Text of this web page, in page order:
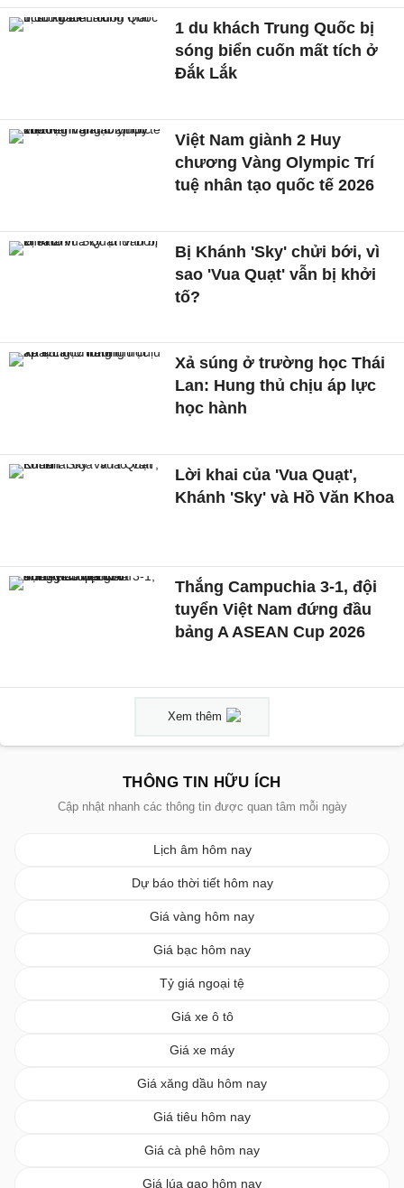
1 du khách Trung Quốc bị
sóng biển cuốn mất tích ở
Đắk Lắk
Việt Nam giành 2 Huy
chương Vàng Olympic Trí
tuệ nhân tạo quốc tế 2026
Bị Khánh 'Sky' chửi bới, vì
sao 'Vua Quạt' vẫn bị khởi
tố?
Xả súng ở trường học Thái
Lan: Hung thủ chịu áp lực
học hành
Lời khai của 'Vua Quạt',
Khánh 'Sky' và Hồ Văn Khoa
Thắng Campuchia 3-1, đội
tuyển Việt Nam đứng đầu
bảng A ASEAN Cup 2026
Xem thêm
THÔNG TIN HỮU ÍCH
Cập nhật nhanh các thông tin được quan tâm mỗi ngày
Lịch âm hôm nay
Dự báo thời tiết hôm nay
Giá vàng hôm nay
Giá bạc hôm nay
Tỷ giá ngoại tệ
Giá xe ô tô
Giá xe máy
Giá xăng dầu hôm nay
Giá tiêu hôm nay
Giá cà phê hôm nay
Giá lúa gạo hôm nay